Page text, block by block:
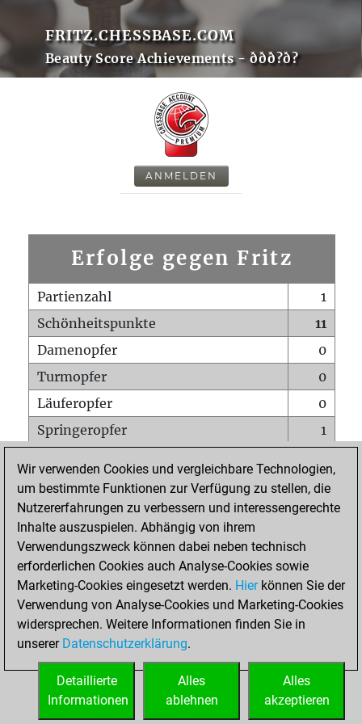
FRITZ.CHESSBASE.COM
Beauty Score Achievements - ððð?ð?
ANMELDEN
Erfolge gegen Fritz
Partienzahl
1
Schönheitspunkte
11
Damenopfer
0
Turmopfer
0
Läuferopfer
0
Springeropfer
1
Matt auf vollem Brett
0
Bauer setzt Matt
0
Erstickte Matts
Unterverwandlungen
Türme auf der siebten
0
STARTSEITE
Wir verwenden Cookies und vergleichbare Technologien,
um bestimmte Funktionen zur Verfügung zu stellen, die
Nutzererfahrungen zu verbessern und interessengerechte
Inhalte auszuspielen. Abhängig von ihrem
Verwendungszweck können dabei neben technisch
erforderlichen Cookies auch Analyse-Cookies sowie
Marketing-Cookies eingesetzt werden. Hierkönnen Sie der
Verwendung von Analyse-Cookies und Marketing-Cookies
widersprechen. Weitere Informationen finden Sie in
unserer Datenschutzerklärung.
Alles
akzeptieren
Alles
ablehnen
Detaillierte
Informationen